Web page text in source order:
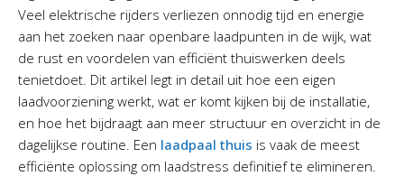
Veel elektrische rijders verliezen onnodig tijd en energie
aan het zoeken naar openbare laadpunten in de wijk, wat
de rust en voordelen van efficiënt thuiswerken deels
tenietdoet. Dit artikel legt in detail uit hoe een eigen
laadvoorziening werkt, wat er komt kijken bij de installatie,
en hoe het bijdraagt aan meer structuur en overzicht in de
dagelijkse routine. Een laadpaal thuis is vaak de meest
efficiënte oplossing om laadstress definitief te elimineren.